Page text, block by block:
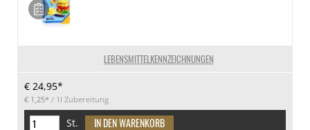
LEBENSMITTELKENNZEICHNUNGEN
€ 24,95*
€ 1,25* / 1l Zubereitung
St.